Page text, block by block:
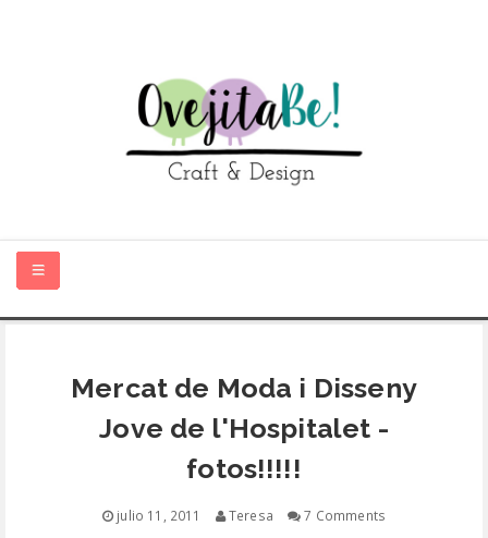
SOBRE MÍ
TIENDA ONLINE
PATRONES
Mercat de Moda i Disseny
Jove de l'Hospitalet -
fotos!!!!!
julio 11, 2011 Teresa 7 Comments